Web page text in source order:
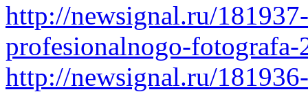
http://newsignal.ru/
profesionalnogo-
http://newsignal.ru/